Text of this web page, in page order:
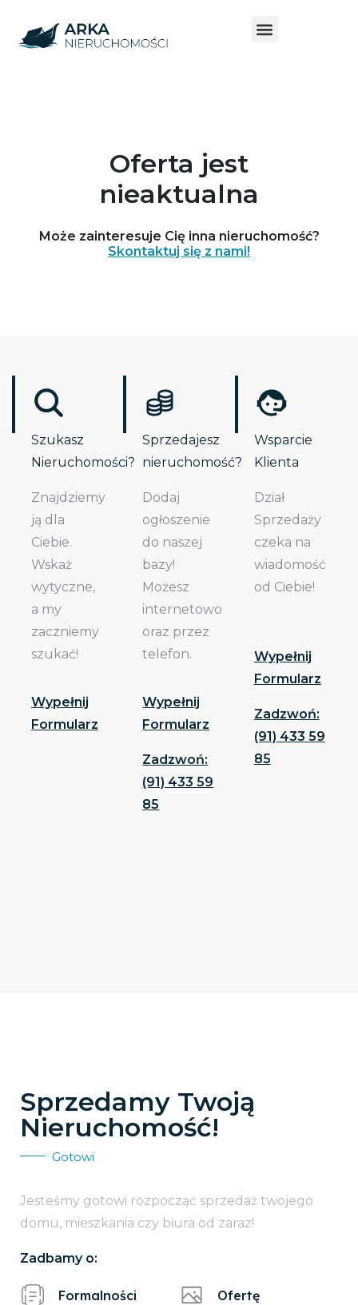
Oferta jest
nieaktualna
Może zainteresuje Cię inna nieruchomość?
Skontaktuj się z nami!
Szukasz
Nieruchomości?
Znajdziemy
ją dla
Ciebie.
Wskaż
wytyczne,
a my
zaczniemy
szukać!
Wypełnij
Formularz
Sprzedajesz
nieruchomość?
Dodaj
ogłoszenie
do naszej
bazy!
Możesz
internetowo
oraz przez
telefon.
Wypełnij
Formularz
Zadzwoń:
(91) 433 59
85
Wsparcie
Klienta
Dział
Sprzedaży
czeka na
wiadomość
od Ciebie!
Wypełnij
Formularz
Zadzwoń:
(91) 433 59
85
Sprzedamy Twoją
Nieruchomość!
Gotowi
Jesteśmy gotowi rozpocząć sprzedaż twojego
domu, mieszkania czy biura od zaraz!
Zadbamy o:
Formalności Ofertę